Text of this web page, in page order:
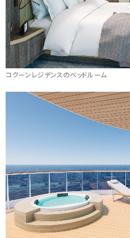
コクーンレジデンスのベッドルーム